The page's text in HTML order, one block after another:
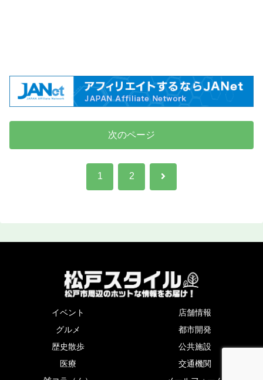
次のページ
1 2 次
イベント
店舗情報
グルメ
都市開発
歴史散歩
公共施設
医療
交通機関